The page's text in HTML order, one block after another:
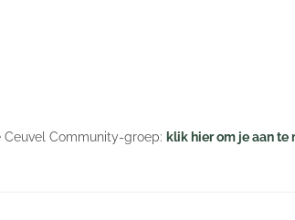
Ceuvel Community-groep: klik hier om je aan te